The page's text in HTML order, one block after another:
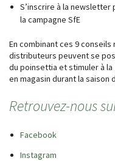
S’inscrire à la
la campagne SfE
En combinant ces 9
distributeurs peuvent se
du poinsettia et stimuler à
en magasin durant la saison
Retrouvez-nous
Facebook
Instagram